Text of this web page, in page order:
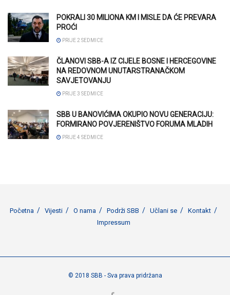
POKRALI 30 MILIONA KM I MISLE DA ĆE PREVARA
PROĆI
PRIJE 2 SEDMICE
ČLANOVI SBB-A IZ CIJELE BOSNE I HERCEGOVINE
NA REDOVNOM UNUTARSTRANAČKOM
SAVJETOVANJU
PRIJE 3 SEDMICE
SBB U BANOVIĆIMA OKUPIO NOVU GENERACIJU:
FORMIRANO POVJERENIŠTVO FORUMA MLADIH
PRIJE 4 SEDMICE
Početna Vijesti O nama Podrži SBB Učlani se
Kontakt
Impressum
© 2018 SBB - Sva prava pridržana